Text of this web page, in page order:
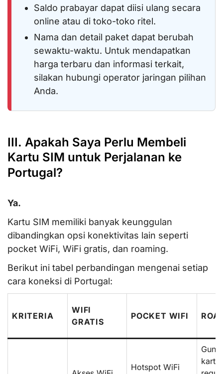
Saldo prabayar dapat diisi ulang secara
online atau di toko-toko ritel.
Nama dan detail paket dapat berubah
sewaktu-waktu. Untuk mendapatkan
harga terbaru dan informasi terkait,
silakan hubungi operator jaringan pilihan
Anda.
III. Apakah Saya Perlu Membeli
Kartu SIM untuk Perjalanan ke
Portugal?
Ya.
Kartu SIM memiliki banyak keunggulan
dibandingkan opsi konektivitas lain seperti
pocket WiFi, WiFi gratis, dan roaming.
Berikut ini tabel perbandingan mengenai setiap
cara koneksi di Portugal:
KRITERIA
WIFI
GRATIS
POCKET WIFI
Hotspot WiFi
kartu